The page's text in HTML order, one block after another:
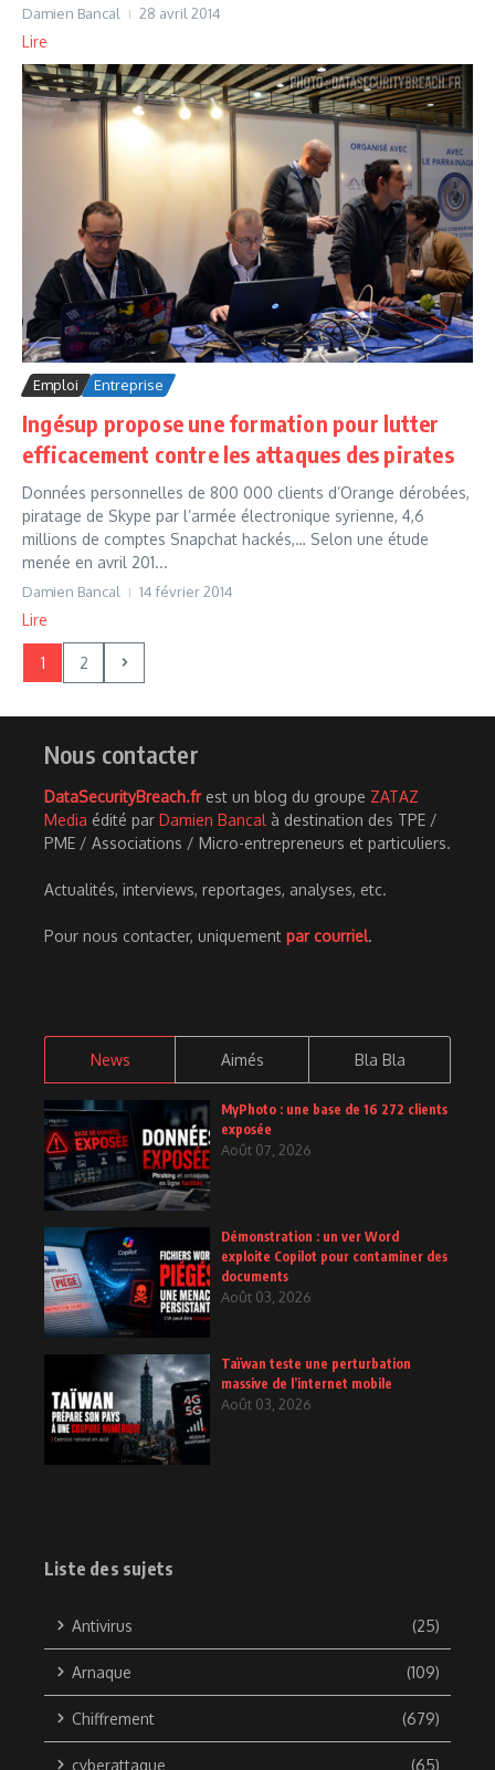
Damien Bancal 28 avril 2014
Lire
Emploi Entreprise
Ingésup propose une formation pour lutter
efficacement contre les attaques des pirates
Données personnelles de 800 000 clients d’Orange dérobées,
piratage de Skype par l’armée électronique syrienne, 4,6
millions de comptes Snapchat hackés,… Selon une étude
menée en avril 201...
Damien Bancal 14 février 2014
Lire
1 2
Nous contacter
DataSecurityBreach.frest un blog du groupe ZATAZ
Media édité par Damien Bancal à destination des TPE /
PME / Associations / Micro-entrepreneurs et particuliers.
Actualités, interviews, reportages, analyses, etc.
Pour nous contacter, uniquement par courriel.
News Aimés Bla Bla
MyPhoto : une base de 16 272 clients
exposée
Août 07, 2026
Démonstration : un ver Word
exploite Copilot pour contaminer des
documents
Août 03, 2026
Taïwan teste une perturbation
massive de l’internet mobile
Août 03, 2026
Liste des sujets
Antivirus (25)
Arnaque (109)
Chiffrement (679)
cyberattaque (65)